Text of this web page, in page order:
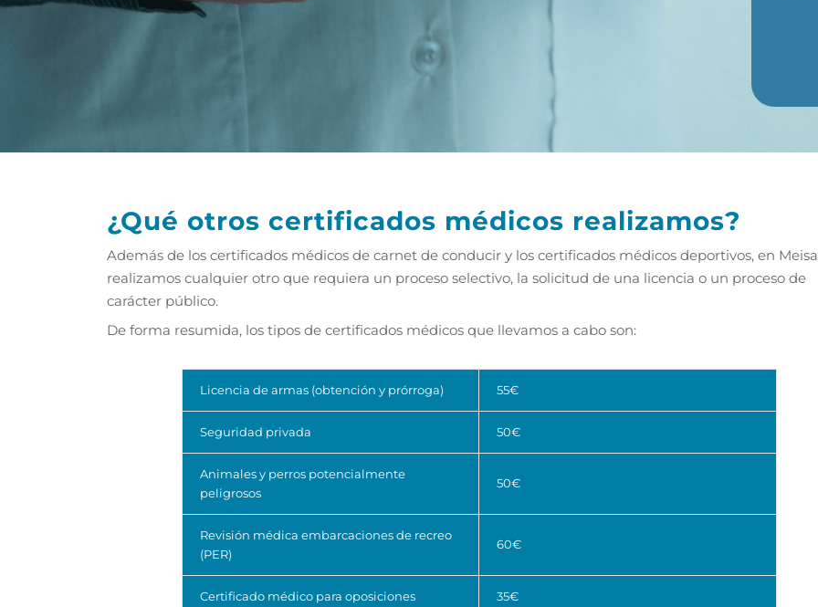
¿Qué otros certificados médicos realizamos?
Además de los certificados médicos de carnet de conducir y los certificados médicos deportivos, en Meisa
realizamos cualquier otro que requiera un proceso selectivo, la solicitud de una licencia o un proceso de
carácter público.
De forma resumida, los tipos de certificados médicos que llevamos a cabo son:
Licencia de armas (obtención y prórroga) 55€
Seguridad privada 50€
Animales y perros potencialmente
peligrosos
50€
Revisión médica embarcaciones de recreo
(PER)
60€
Certificado médico para oposiciones 35€